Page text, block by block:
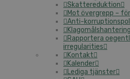
Skattereduktion
Mot övergrepp –
Anti-
Klagomålshantering
Rapportera
irregularities
Kontakt
Kalender
Lediga tjänster